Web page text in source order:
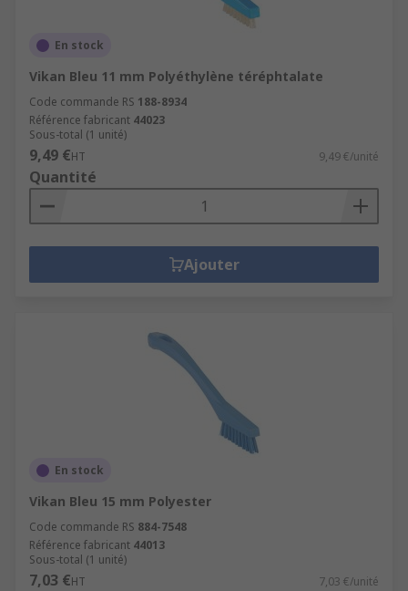
En stock
Vikan Bleu 11 mm Polyéthylène téréphtalate
Code commande RS 188-8934
Référence fabricant 44023
Sous-total (1 unité)
9,49 €HT 9,49 €/unité
Quantité
Ajouter
En stock
Vikan Bleu 15 mm Polyester
Code commande RS 884-7548
Référence fabricant 44013
Sous-total (1 unité)
7,03 €HT 7,03 €/unité